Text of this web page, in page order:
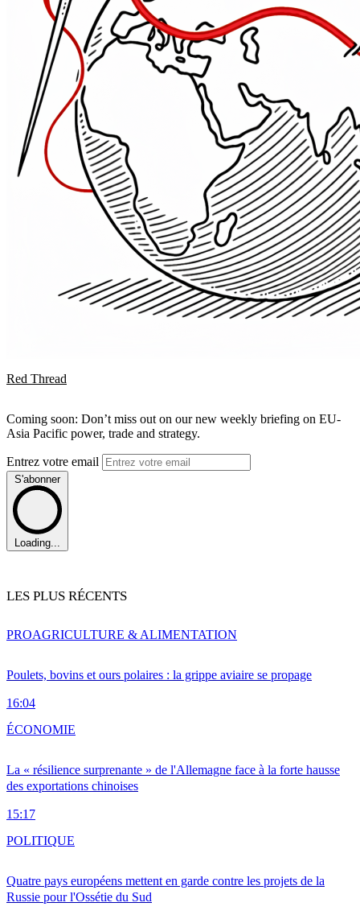
Red Thread
Coming soon: Don’t miss out on our new weekly briefing on EU-
Asia Pacific power, trade and strategy.
Entrez votre email
S'abonner
Loading...
LES PLUS RÉCENTS
Poulets, bovins et ours polaires : la grippe aviaire se propage
16:04
PROAGRICULTURE & ALIMENTATION
La « résilience surprenante » de l'Allemagne face à la forte hausse
des exportations chinoises
15:17
ÉCONOMIE
Quatre pays européens mettent en garde contre les projets de la
Russie pour l'Ossétie du Sud
POLITIQUE